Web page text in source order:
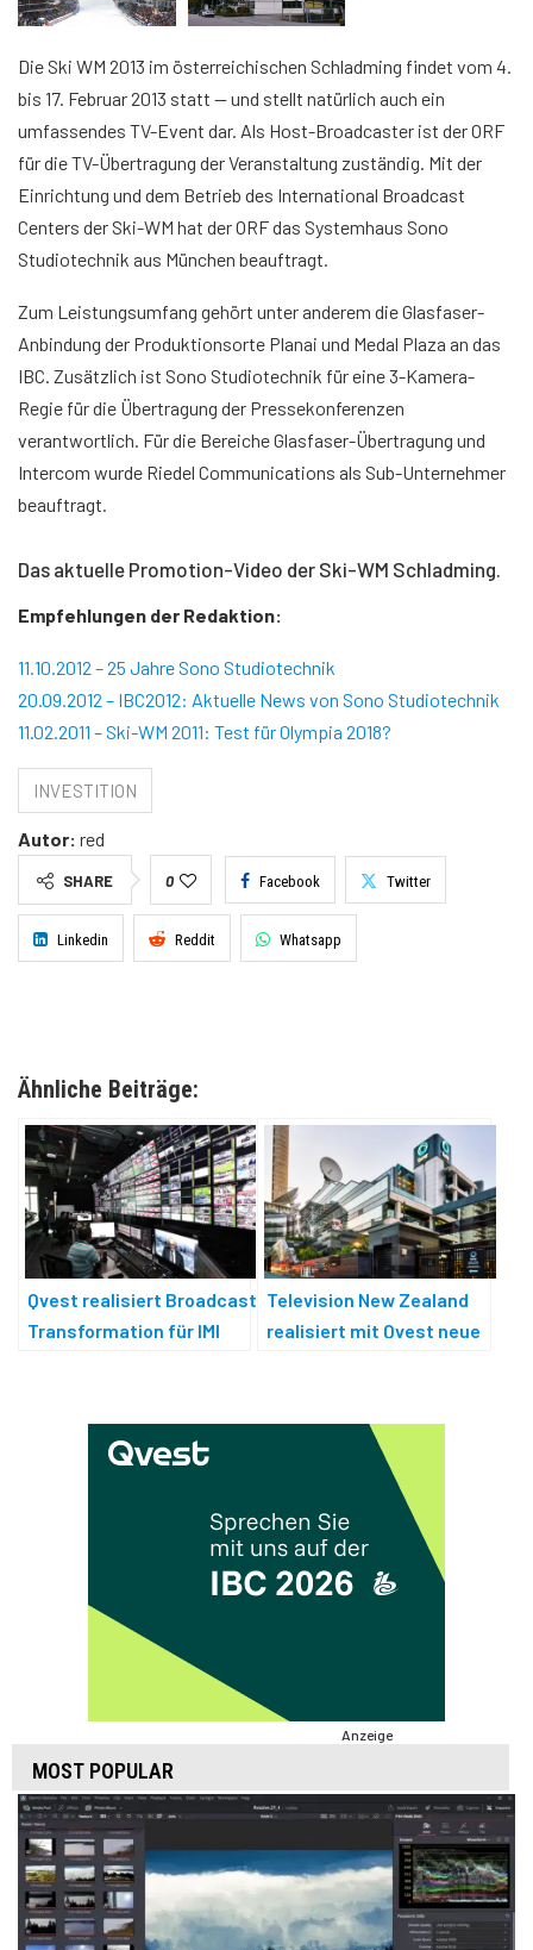
Die Ski WM 2013 im österreichischen Schladming findet vom 4.
bis 17. Februar 2013 statt — und stellt natürlich auch ein
umfassendes TV-Event dar. Als Host-Broadcaster ist der ORF
für die TV-Übertragung der Veranstaltung zuständig. Mit der
Einrichtung und dem Betrieb des International Broadcast
Centers der Ski-WM hat der ORF das Systemhaus Sono
Studiotechnik aus München beauftragt.
Zum Leistungsumfang gehört unter anderem die Glasfaser-
Anbindung der Produktionsorte Planai und Medal Plaza an das
IBC. Zusätzlich ist Sono Studiotechnik für eine 3-Kamera-
Regie für die Übertragung der Pressekonferenzen
verantwortlich. Für die Bereiche Glasfaser-Übertragung und
Intercom wurde Riedel Communications als Sub-Unternehmer
beauftragt.
Video von YouTube laden. Mit dem Laden akzeptieren Sie YouTube-
Das aktuelle Promotion-Video der Ski-WM Schladming.
Empfehlungen der Redaktion:
11.10.2012 – 25 Jahre Sono Studiotechnik
20.09.2012 – IBC2012: Aktuelle News von Sono Studiotechnik
11.02.2011 – Ski-WM 2011: Test für Olympia 2018?
INVESTITION
Autor: red
SHARE 0 Facebook Twitter
Linkedin Reddit Whatsapp
Ähnliche Beiträge:
Qvest realisiert Broadcast
Transformation für IMI
Television New Zealand
realisiert mit Qvest neue
Anzeige
MOST POPULAR